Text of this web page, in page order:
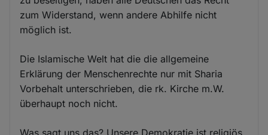
zum Widerstand, wenn andere Abhilfe nicht
möglich ist.
Die Islamische Welt hat die die allgemeine
Erklärung der Menschenrechte nur mit Sharia
Vorbehalt unterschrieben, die rk. Kirche m.W.
überhaupt noch nicht.
Was sagt uns das? Unsere Demokratie ist religiös